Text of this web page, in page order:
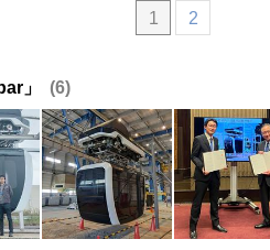
1 2
」 6